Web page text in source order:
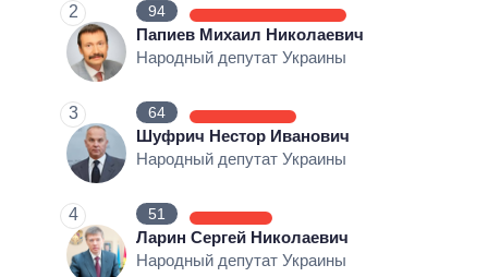
ОБЕЩАНИЯ В ПРОЦЕССЕ
КОЛИЧЕСТВО ОБЕЩАНИЙ
2 94
Папиев Михаил Николаевич
Народный депутат Украины
3 64
Шуфрич Нестор Иванович
Народный депутат Украины
4 51
Ларин Сергей Николаевич
Народный депутат Украины